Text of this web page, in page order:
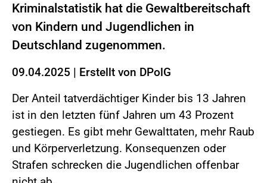
Kriminalstatistik hat die Gewaltbereitschaft
von Kindern und Jugendlichen in
Deutschland zugenommen.
09.04.2025 | Erstellt von DPolG
Der Anteil tatverdächtiger Kinder bis 13 Jahren
ist in den letzten fünf Jahren um 43 Prozent
gestiegen. Es gibt mehr Gewalttaten, mehr Raub
und Körperverletzung. Konsequenzen oder
Strafen schrecken die Jugendlichen offenbar